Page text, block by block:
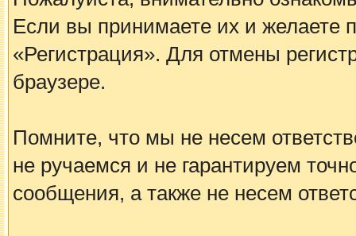
Если вы принимаете их и желаете
«Регистрация». Для отмены
браузере.
Помните, что мы не несем
не ручаемся и не гарантируем
сообщения, а также не несем